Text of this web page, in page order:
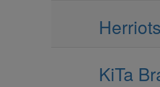
KiTa